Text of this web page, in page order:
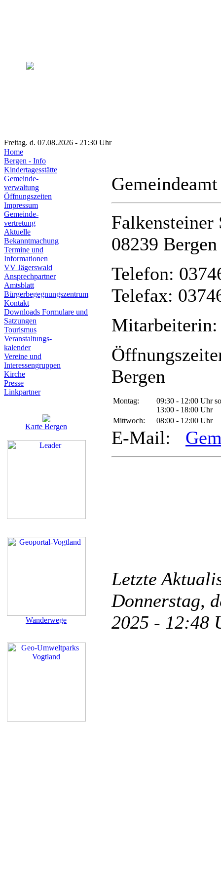
Freitag. d. 07.08.2026 - 21:30 Uhr
Home
Bergen - Info
Kindertagesstätte
Gemeinde-
verwaltung
Öffnungszeiten
Impressum
Gemeinde-
vertretung
Aktuelle
Bekanntmachung
Termine und
Informationen
VV Jägerswald
Ansprechpartner
Amtsblatt
Bürgerbegegnungszentrum
Kontakt
Downloads Formulare und
Satzungen
Tourismus
Veranstaltungs-
kalender
Vereine und
Interessen­gruppen
Kirche
Presse
Linkpartner
Karte Bergen
Wanderwege
Falkensteiner
08239 Bergen
Telefon:
Telefax:
Mitarbeiterin:
Bergen
Montag:
09:30 - 12:00 Uhr
13:00 - 18:00 Uhr
Mittwoch:
08:00 - 12:00 Uhr
E-Mail:
Letzte
Donnerstag,
2025 -